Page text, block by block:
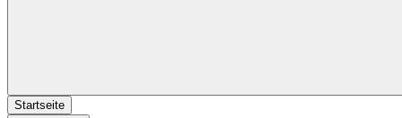
Startseite